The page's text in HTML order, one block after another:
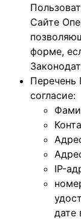
Сайте
форме,
Перечень
согласие:
IP-
дате